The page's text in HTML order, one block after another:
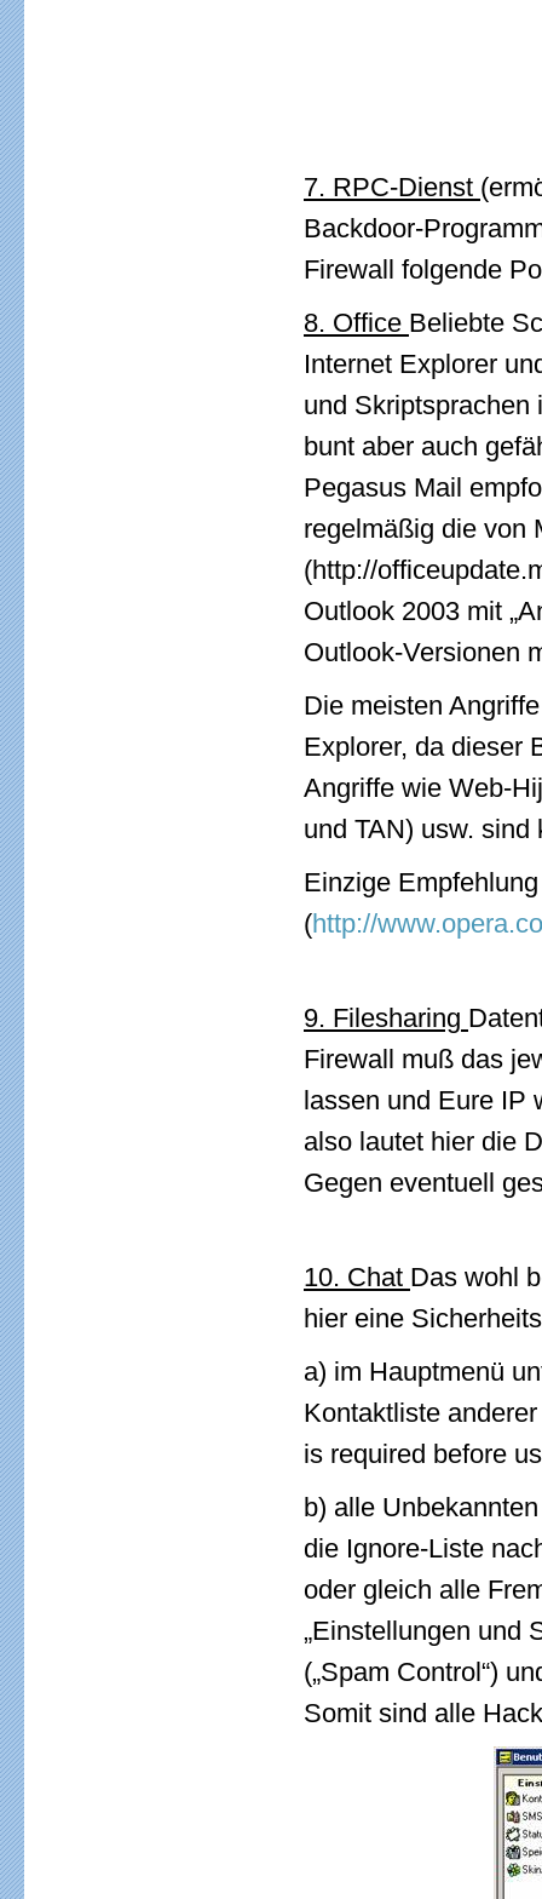
7. RPC-Dienst
Backdoor-
Firewall folgende
8. Office Beliebte
Internet Explorer
und Skriptsprachen
bunt aber auch
Pegasus Mail
regelmäßig die von
(http://
Outlook 2003 mit
Outlook-Versionen
Die meisten
Explorer, da dieser
Angriffe wie Web-
und TAN) usw.
Einzige
(http://
9. Filesharing
Firewall muß das
lassen und Eure IP
also lautet hier die
Gegen eventuell
10. Chat Das wohl
hier eine
a) im Hauptmenü
Kontaktliste
is required before
b) alle
die Ignore-Liste
oder gleich alle
„Einstellungen und
(„Spam Control“)
Somit sind alle